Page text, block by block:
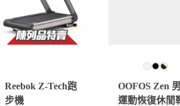
Reebok Z-Tech跑
步機
OOFOS Zen
運動恢復休閒